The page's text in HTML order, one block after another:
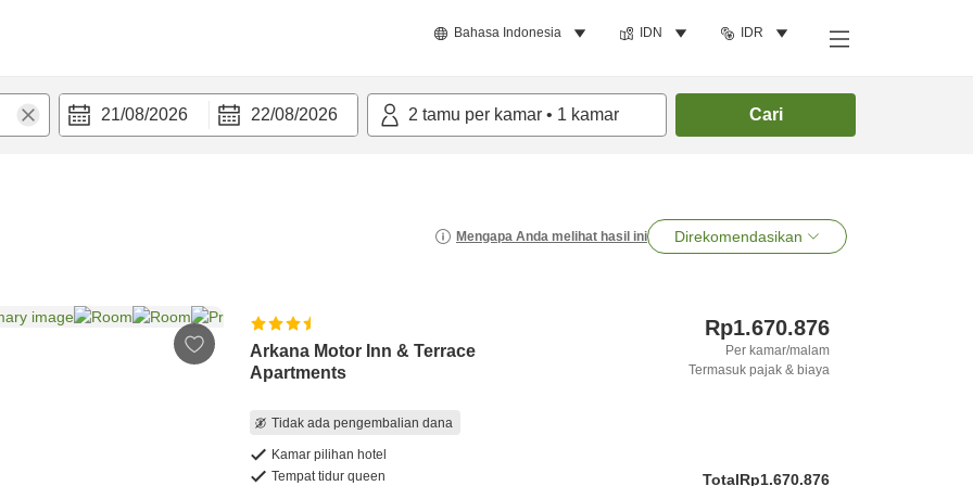
Bahasa Indonesia IDN IDR
21/08/2026 22/08/2026 2 tamu per kamar • 1 kamar Cari
Mengapa Anda melihat hasil ini Direkomendasikan
Arkana Motor Inn & Terrace
Apartments
Tidak ada pengembalian dana
Kamar pilihan hotel
Tempat tidur queen
Rp1.670.876
Per kamar/malam
Termasuk pajak & biaya
TotalRp1.670.876